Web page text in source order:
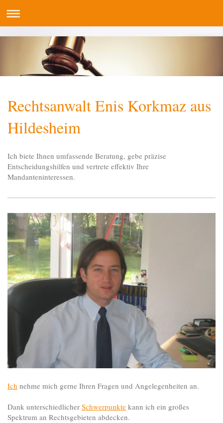
Rechtsanwalt Enis Korkmaz aus
Hildesheim
Ich biete Ihnen umfassende Beratung, gebe präzise
Entscheidungshilfen und vertrete effektiv Ihre
Mandanteninteressen.
Ich nehme mich gerne Ihren Fragen und Angelegenheiten an.
Dank unterschiedlicher Schwerpunkte kann ich ein großes
Spektrum an Rechtsgebieten abdecken.